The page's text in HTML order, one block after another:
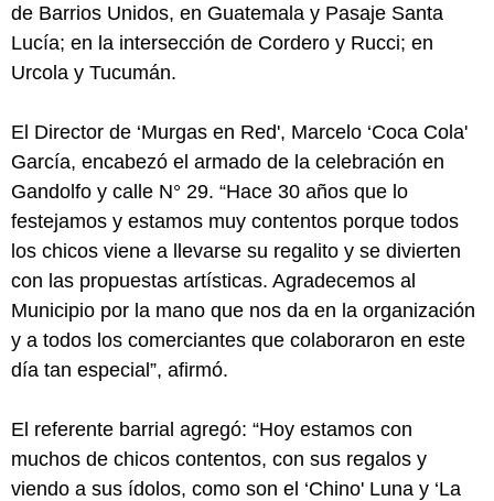
de Barrios Unidos, en Guatemala y Pasaje Santa
Lucía; en la intersección de Cordero y Rucci; en
Urcola y Tucumán.
El Director de ‘Murgas en Red', Marcelo ‘Coca Cola'
García, encabezó el armado de la celebración en
Gandolfo y calle N° 29. “Hace 30 años que lo
festejamos y estamos muy contentos porque todos
los chicos viene a llevarse su regalito y se divierten
con las propuestas artísticas. Agradecemos al
Municipio por la mano que nos da en la organización
y a todos los comerciantes que colaboraron en este
día tan especial”, afirmó.
El referente barrial agregó: “Hoy estamos con
muchos de chicos contentos, con sus regalos y
viendo a sus ídolos, como son el ‘Chino' Luna y ‘La